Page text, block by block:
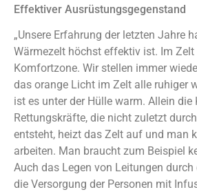
Effektiver Ausrüstungsgegenstand
„Unsere Erfahrung der letzten Jahre
Wärmezelt höchst effektiv ist. Im
Komfortzone. Wir stellen immer
das orange Licht im Zelt alle ruhiger
ist es unter der Hülle warm. Allein die
Rettungskräfte, die nicht zuletzt
entsteht, heizt das Zelt auf und man
arbeiten. Man braucht zum Beispiel
Auch das Legen von Leitungen
die Versorgung der Personen mit